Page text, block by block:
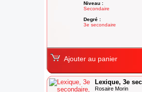
Niveau :
Secondaire
Degré :
3e secondaire
Ajouter au panier
Lexique, 3e
Rosaire Morin